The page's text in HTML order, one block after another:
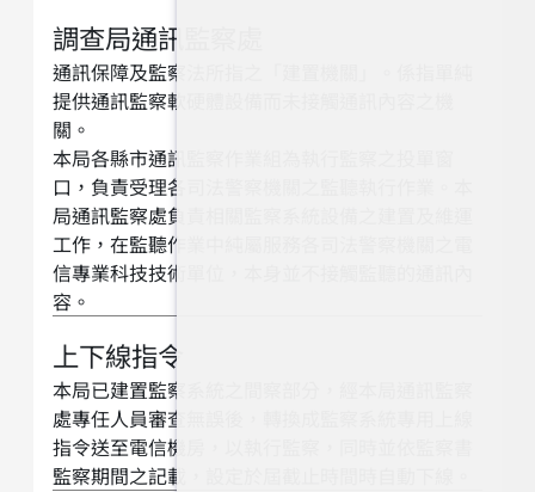
調查局通訊監察處
通訊保障及監察法所指之「建置機關」。係指單純
提供通訊監察軟硬體設備而未接觸通訊內容之機
關。
本局各縣市通訊監察作業組為執行監察之投單窗
口，負責受理各司法警察機關之監聽執行作業。本
局通訊監察處負責相關監察系統設備之建置及維運
工作，在監聽作業中純屬服務各司法警察機關之電
信專業科技技術單位，本身並不接觸監聽的通訊內
容。
上下線指令
本局已建置監察系統之間察部分，經本局通訊監察
處專任人員審查無誤後，轉換成監察系統專用上線
指令送至電信機房，以執行監察，同時並依監察書
監察期間之記載，設定於屆截止時間時自動下線。